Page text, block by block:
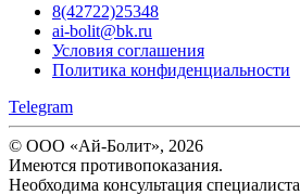
8(42722)25348
ai-bolit@bk.ru
Условия соглашения
Политика конфиденциальности
Telegram
© ООО «Ай-Болит», 2026
Имеются противопоказания.
Необходима консультация специалиста